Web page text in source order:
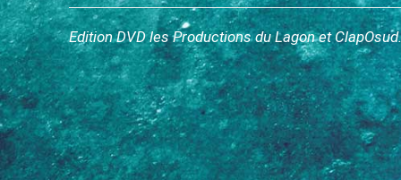
Edition DVD les Productions du Lagon et ClapOsud.